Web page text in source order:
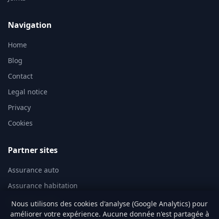
outlined, including preserving structural
accurate translations.
Navigation
Home
Blog
Contact
Legal notice
Privacy
Cookies
Partner sites
Assurance auto
Assurance habitation
Mutuelle santé
Assurance vie
Nous utilisons des cookies d'analyse (Google Analytics) pour
améliorer votre expérience. Aucune donnée n'est partagée à